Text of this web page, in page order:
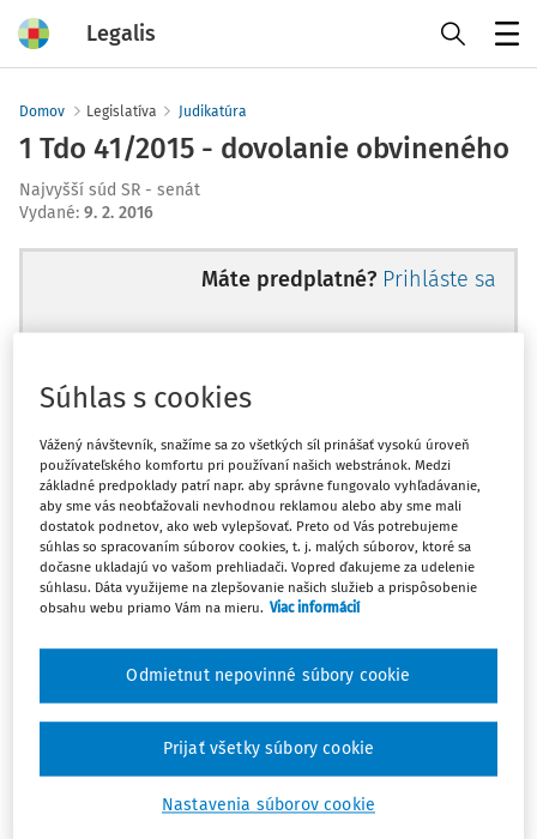
Legalis
Domov Legislatíva Judikatúra
1 Tdo 41/2015 - dovolanie obvineného
Najvyšší súd SR - senát
Vydané: 9. 2. 2016
Máte predplatné? Prihláste sa
Ups, zatiaľ ste si prečítali len
začiatok...
Celý odborný obsah z tejto oblasti je
dostupný predplatiteľom portálu.
obsahu a získajte prístup na 10 dní
zdarma, stačí sa len zaregistrovať.
Vďaka registrácii získate prístup aj k
vybranému obsahu:
Súhlas s cookies
Vážený návštevník, snažíme sa zo všetkých síl prinášať vysokú úroveň
používateľského komfortu pri používaní našich webstránok. Medzi
základné predpoklady patrí napr. aby správne fungovalo vyhľadávanie,
aby sme vás neobťažovali nevhodnou reklamou alebo aby sme mali
dostatok podnetov, ako web vylepšovať. Preto od Vás potrebujeme
súhlas so spracovaním súborov cookies, t. j. malých súborov, ktoré sa
dočasne ukladajú vo vašom prehliadači. Vopred ďakujeme za udelenie
súhlasu. Dáta využijeme na zlepšovanie našich služieb a prispôsobenie
obsahu webu priamo Vám na mieru. Viac informácií
Nastavenia súborov cookie
Odmietnut nepovinné súbory cookie
Prijať všetky súbory cookie